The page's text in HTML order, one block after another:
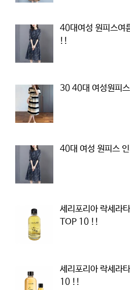
40대여성 원피스여
!!
30 40대 여성원피
40대 여성 원피스
세리포리아 락세라
TOP 10 !!
세리포리아 락세라
10 !!